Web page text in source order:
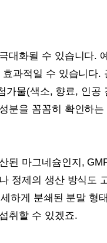
대화될 수 있습니다.
과적일 수 있습니다.
가물(색소, 향료, 인공
분을 꼼꼼히 확인하
된 마그네슘인지,
정제의 생산 방식도
하게 분쇄된 분말 형
취할 수 있겠죠.